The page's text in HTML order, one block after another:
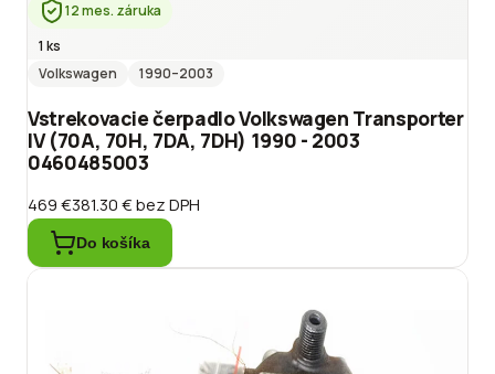
12 mes. záruka
1 ks
Volkswagen
1990–2003
Vstrekovacie čerpadlo Volkswagen Transporter
IV (70A, 70H, 7DA, 7DH) 1990 - 2003
0460485003
469 €381.30 €bez DPH
Do košíka